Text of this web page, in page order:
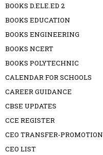
BOOKS D.ELE.ED 2
BOOKS EDUCATION
BOOKS ENGINEERING
BOOKS NCERT
BOOKS POLYTECHNIC
CALENDAR FOR SCHOOLS
CAREER GUIDANCE
CBSE UPDATES
CCE REGISTER
CEO TRANSFER-PROMOTION
CEO LIST